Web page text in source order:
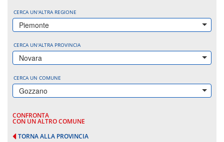
CERCA UN'ALTRA REGIONE
Piemonte
CERCA UN'ALTRA PROVINCIA
Novara
CERCA UN COMUNE
Gozzano
CONFRONTA
CON UN ALTRO COMUNE
TORNA ALLA PROVINCIA